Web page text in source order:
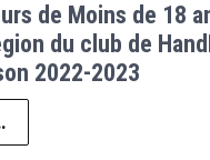
de Moins de 18
du club de
2022-2023